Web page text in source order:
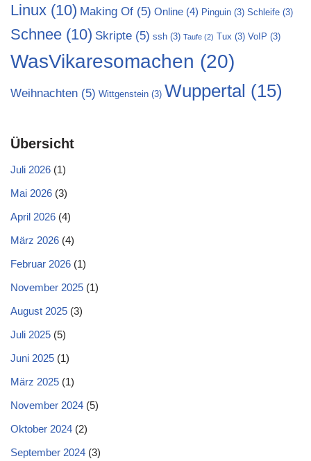
Linux (10) Making Of (5) Online (4) Pinguin (3) Schleife (3)
Schnee (10) Skripte (5) ssh (3) Taufe (2) Tux (3) VoIP (3)
WasVikaresomachen (20)
Weihnachten (5) Wittgenstein (3) Wuppertal (15)
Übersicht
Juli 2026 (1)
Mai 2026 (3)
April 2026 (4)
März 2026 (4)
Februar 2026 (1)
November 2025 (1)
August 2025 (3)
Juli 2025 (5)
Juni 2025 (1)
März 2025 (1)
November 2024 (5)
Oktober 2024 (2)
September 2024 (3)